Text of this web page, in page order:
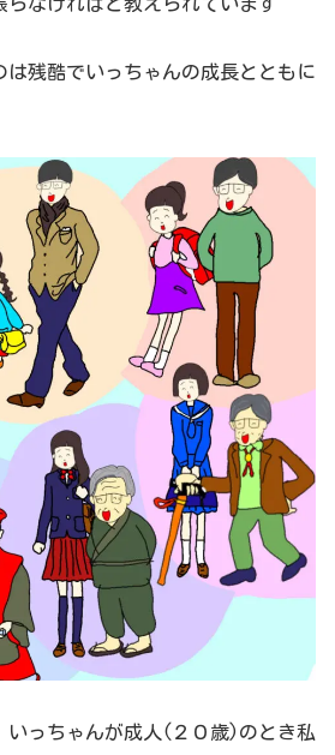
らなければと教えられています
は残酷でいっちゃんの成長とともに
いっちゃんが成人(２０歳)のとき私